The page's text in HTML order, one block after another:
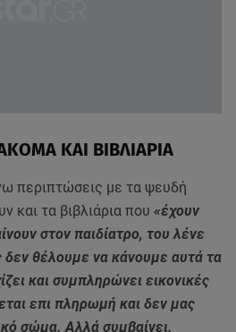
ΚΑΙ ΒΙΒΛΙΑΡΙΑ
περιπτώσεις με τα ψευδή
και τα βιβλιάρια που «έχουν
στον παιδίατρο, του λένε
δεν θέλουμε να κάνουμε αυτά τα
και συμπληρώνει εικονικές
επι πληρωμή και δεν μας
σώμα. Αλλά συμβαίνει.